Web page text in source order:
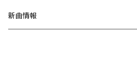
新曲情報